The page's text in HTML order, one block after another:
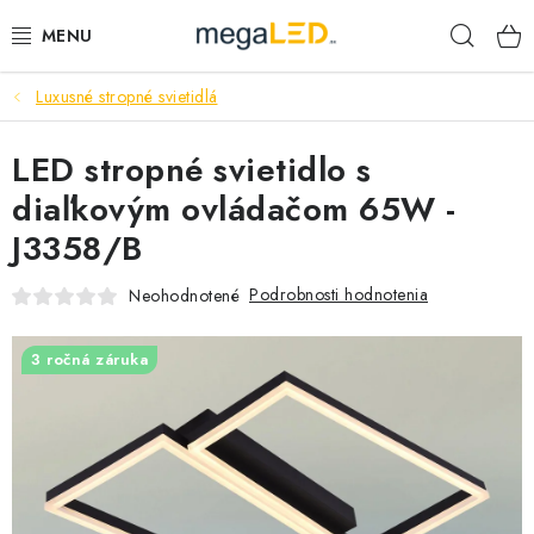
na
PRIEMYSEL
SVIETIDLÁ
ŽIAROVKY A TRUBICE
PRACOVNÉ SVIETIDLÁ
ELEKTROMATERIÁL
SAMSUNG SVIETIDLÁ
Luxusné stropné svietidlá
LED stropné svietidlo s
diaľkovým ovládačom 65W -
J3358/B
Neohodnotené Podrobnosti hodnotenia
3 ročná záruka